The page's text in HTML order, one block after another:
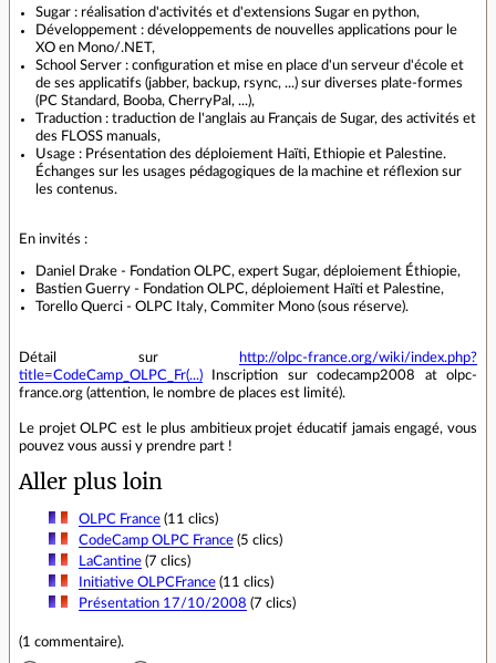
Sugar : réalisation d'activités et d'extensions Sugar en python,
Développement : développements de nouvelles applications pour le
XO en Mono/.NET,
School Server : configuration et mise en place d'un serveur d'école et
de ses applicatifs (jabber, backup, rsync, ...) sur diverses plate-formes
(PC Standard, Booba, CherryPal, ...),
Traduction : traduction de l'anglais au Français de Sugar, des activités et
des FLOSS manuals,
Usage : Présentation des déploiement Haïti, Ethiopie et Palestine.
Échanges sur les usages pédagogiques de la machine et réflexion sur
les contenus.
En invités :
Daniel Drake - Fondation OLPC, expert Sugar, déploiement Éthiopie,
Bastien Guerry - Fondation OLPC, déploiement Haïti et Palestine,
Torello Querci - OLPC Italy, Commiter Mono (sous réserve).
Détail sur
http://olpc-france.org/wiki/index.php?
title=CodeCamp_OLPC_Fr(...) Inscription sur codecamp2008 at olpc-
france.org (attention, le nombre de places est limité).
Le projet OLPC est le plus ambitieux projet éducatif jamais engagé, vous
pouvez vous aussi y prendre part !
Aller plus loin
OLPC France(11 clics)
CodeCamp OLPC France(5 clics)
LaCantine(7 clics)
Initiative OLPCFrance(11 clics)
Présentation 17/10/2008 (7 clics)
(1 commentaire).